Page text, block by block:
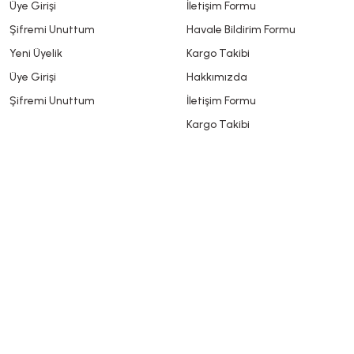
Üye Girişi
Şifremi Unuttum
Yeni Üyelik
Üye Girişi
Şifremi Unuttum
İletişim Formu
Havale Bildirim Formu
Kargo Takibi
Hakkımızda
İletişim Formu
Kargo Takibi